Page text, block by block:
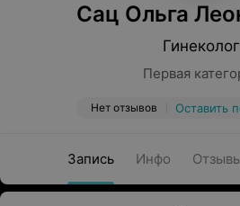
Сац Ольга
Гинеколог
Первая
Нет отзывов Оставить
Запись Инфо